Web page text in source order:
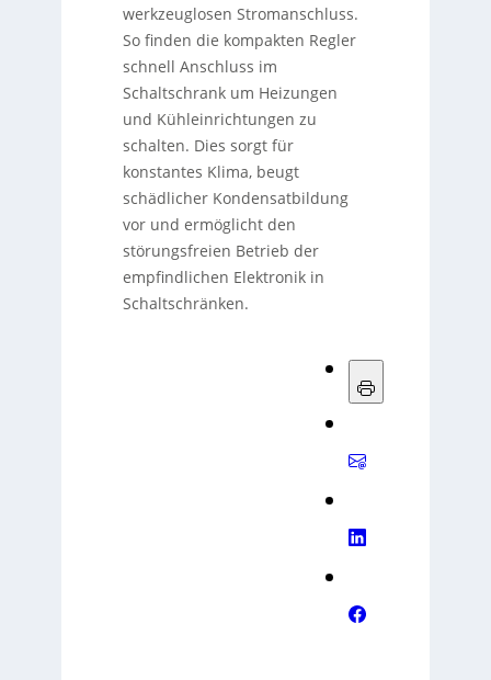
werkzeuglosen Stromanschluss.
So finden die kompakten Regler
schnell Anschluss im
Schaltschrank um Heizungen
und Kühleinrichtungen zu
schalten. Dies sorgt für
konstantes Klima, beugt
schädlicher Kondensatbildung
vor und ermöglicht den
störungsfreien Betrieb der
empfindlichen Elektronik in
Schaltschränken.